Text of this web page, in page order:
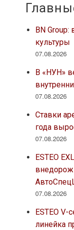
BN
культуры
07.08.2026
В «НУН»
07.08.2026
Ставки
года
07.08.2026
ESTEO
07.08.2026
ESTEO V-
линейка